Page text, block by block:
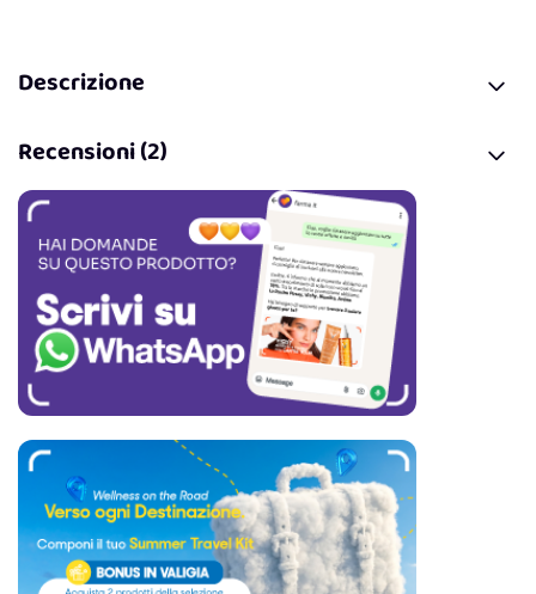
Descrizione
Recensioni (2)